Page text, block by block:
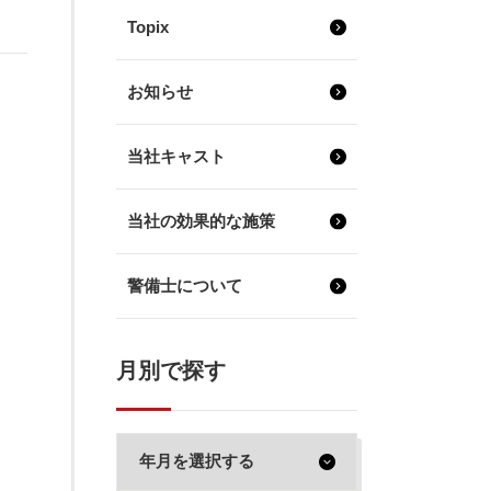
Topix
お知らせ
当社キャスト
当社の効果的な施策
警備士について
月別で探す